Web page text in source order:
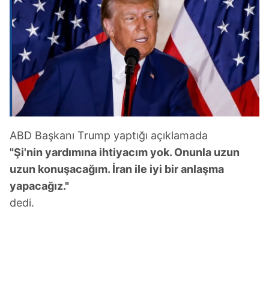
ABD Başkanı Trump yaptığı açıklamada
"Şi'nin yardımına ihtiyacım yok. Onunla uzun
uzun konuşacağım. İran ile iyi bir anlaşma
yapacağız."
dedi.